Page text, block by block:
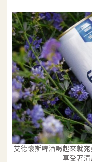
艾德懷斯啤酒喝起來就
享受著清